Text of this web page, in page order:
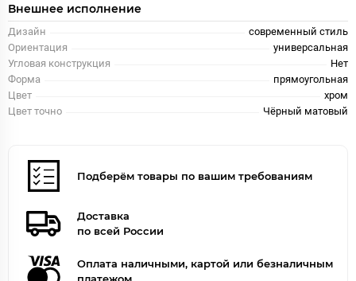
Внешнее исполнение
Дизайн
современный стиль
Ориентация
универсальная
Угловая конструкция
Нет
Форма
прямоугольная
Цвет
хром
Цвет точно
Чёрный матовый
Подберём товары по вашим требованиям
Доставка
по всей России
Оплата наличными, картой или безналичным